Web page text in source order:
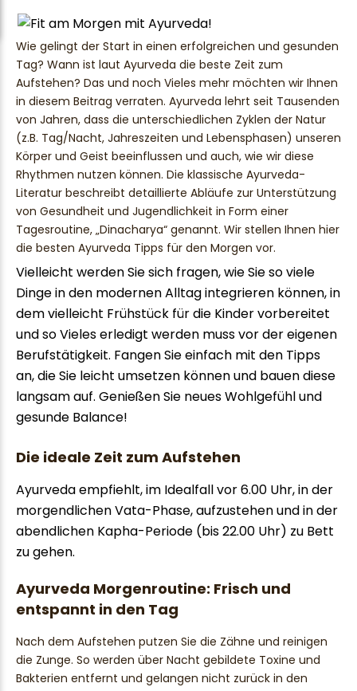
Wie gelingt der Start in einen erfolgreichen und gesunden
Tag? Wann ist laut Ayurveda die beste Zeit zum
Aufstehen? Das und noch Vieles mehr möchten wir Ihnen
in diesem Beitrag verraten. Ayurveda lehrt seit Tausenden
von Jahren, dass die unterschiedlichen Zyklen der Natur
(z.B. Tag/Nacht, Jahreszeiten und Lebensphasen) unseren
Körper und Geist beeinflussen und auch, wie wir diese
Rhythmen nutzen können. Die klassische Ayurveda-
Literatur beschreibt detaillierte Abläufe zur Unterstützung
von Gesundheit und Jugendlichkeit in Form einer
Tagesroutine, „Dinacharya“ genannt. Wir stellen Ihnen hier
die besten Ayurveda Tipps für den Morgen vor.
Vielleicht werden Sie sich fragen, wie Sie so viele
Dinge in den modernen Alltag integrieren können, in
dem vielleicht Frühstück für die Kinder vorbereitet
und so Vieles erledigt werden muss vor der eigenen
Berufstätigkeit. Fangen Sie einfach mit den Tipps
an, die Sie leicht umsetzen können und bauen diese
langsam auf. Genießen Sie neues Wohlgefühl und
gesunde Balance!
Die ideale Zeit zum Aufstehen
Ayurveda empfiehlt, im Idealfall vor 6.00 Uhr, in der
morgendlichen Vata-Phase, aufzustehen und in der
abendlichen Kapha-Periode (bis 22.00 Uhr) zu Bett
zu gehen.
Ayurveda Morgenroutine: Frisch und
entspannt in den Tag
Nach dem Aufstehen putzen Sie die Zähne und reinigen
die Zunge. So werden über Nacht gebildete Toxine und
Bakterien entfernt und gelangen nicht zurück in den